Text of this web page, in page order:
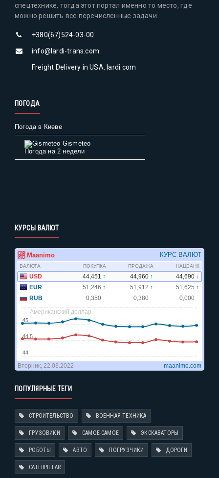
спецтехнике, тогда этот портал именно то место, где
можно решить все перечисленные задачи.
+380(67)524-03-00
info@lardi-trans.com
Freight Delivery in USA: lardi.com
ПОГОДА
Погода в Киеве
Gismeteo
Погода на 2 недели
КУРСЫ ВАЛЮТ
ПОПУЛЯРНЫЕ ТЕГИ
СТРОИТЕЛЬСТВО ВОЕННАЯ ТЕХНИКА
ГРУЗОВИКИ САМОЕ-САМОЕ ЭКСКАВАТОРЫ
РОБОТЫ АВТО ПОГРУЗЧИКИ ДОРОГИ
CATERPILLAR